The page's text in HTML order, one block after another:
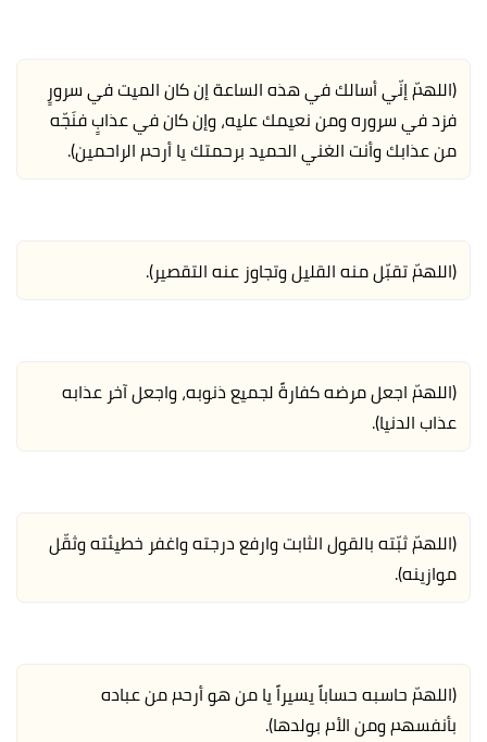
(اللهمّ إنّي أسالك في هذه الساعة إن كان الميت في سرورٍ
فزد في سروره ومن نعيمك عليه، وإن كان في عذابٍ فنَجّه
من عذابك وأنت الغني الحميد برحمتك يا أرحم الراحمين).
(اللهمّ تقبّل منه القليل وتجاوز عنه التقصير).
(اللهمّ اجعل مرضه كفارةً لجميع ذنوبه، واجعل آخر عذابه
عذاب الدنيا).
(اللهمّ ثبّته بالقول الثابت وارفع درجته واغفر خطيئته وثقّل
موازينه).
(اللهمّ حاسبه حساباً يسيراً يا من هو أرحم من عباده
بأنفسهم ومن الأم بولدها).